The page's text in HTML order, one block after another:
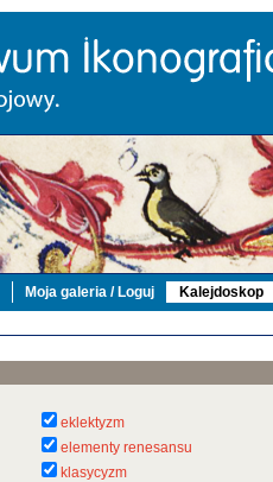
Moja galeria / Loguj Kalejdoskop
eklektyzm
elementy renesansu
klasycyzm